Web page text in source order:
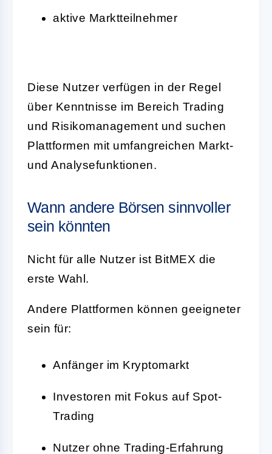
aktive Marktteilnehmer
Diese Nutzer verfügen in der Regel
über Kenntnisse im Bereich Trading
und Risikomanagement und suchen
Plattformen mit umfangreichen Markt-
und Analysefunktionen.
Wann andere Börsen sinnvoller
sein könnten
Nicht für alle Nutzer ist BitMEX die
erste Wahl.
Andere Plattformen können geeigneter
sein für:
Anfänger im Kryptomarkt
Investoren mit Fokus auf Spot-
Trading
Nutzer ohne Trading-Erfahrung